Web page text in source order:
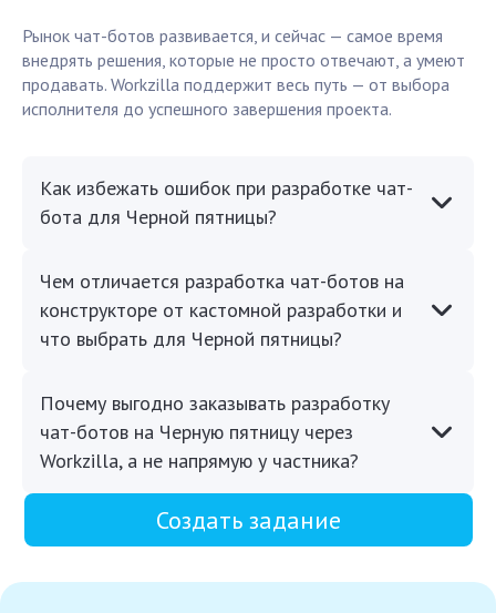
Рынок чат-ботов развивается, и сейчас — самое время
внедрять решения, которые не просто отвечают, а умеют
продавать. Workzilla поддержит весь путь — от выбора
исполнителя до успешного завершения проекта.
Как избежать ошибок при разработке чат-
бота для Черной пятницы?
Чем отличается разработка чат-ботов на
конструкторе от кастомной разработки и
что выбрать для Черной пятницы?
Почему выгодно заказывать разработку
чат-ботов на Черную пятницу через
Workzilla, а не напрямую у частника?
Создать задание